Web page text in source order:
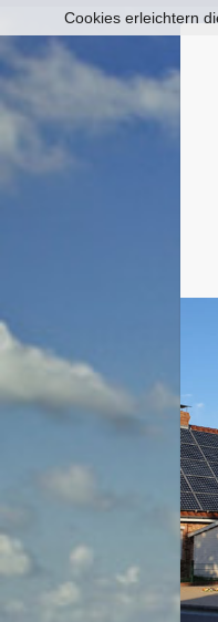
Cookies erleichtern